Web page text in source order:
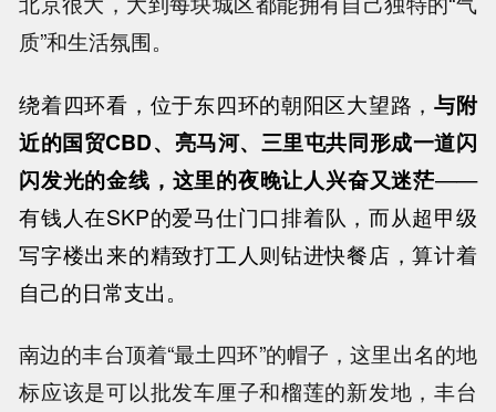
质”和生活氛围。
绕着四环看，位于东四环的朝阳区大望路，与附
近的国贸CBD、亮马河、三里屯共同形成一道闪
闪发光的金线，这里的夜晚让人兴奋又迷茫——
有钱人在SKP的爱马仕门口排着队，而从超甲级
写字楼出来的精致打工人则钻进快餐店，算计着
自己的日常支出。
南边的丰台顶着“最土四环”的帽子，这里出名的地
标应该是可以批发车厘子和榴莲的新发地，丰台